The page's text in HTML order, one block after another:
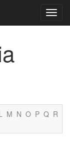
M N O P Q R